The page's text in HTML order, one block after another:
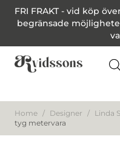
FRI FRAKT - vid köp
begränsade
Home / Designer / Linda
tyg metervara